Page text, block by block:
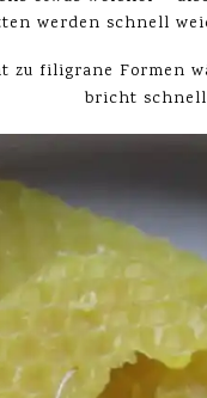
werden schnell
zu filigrane Formen
bricht schnell